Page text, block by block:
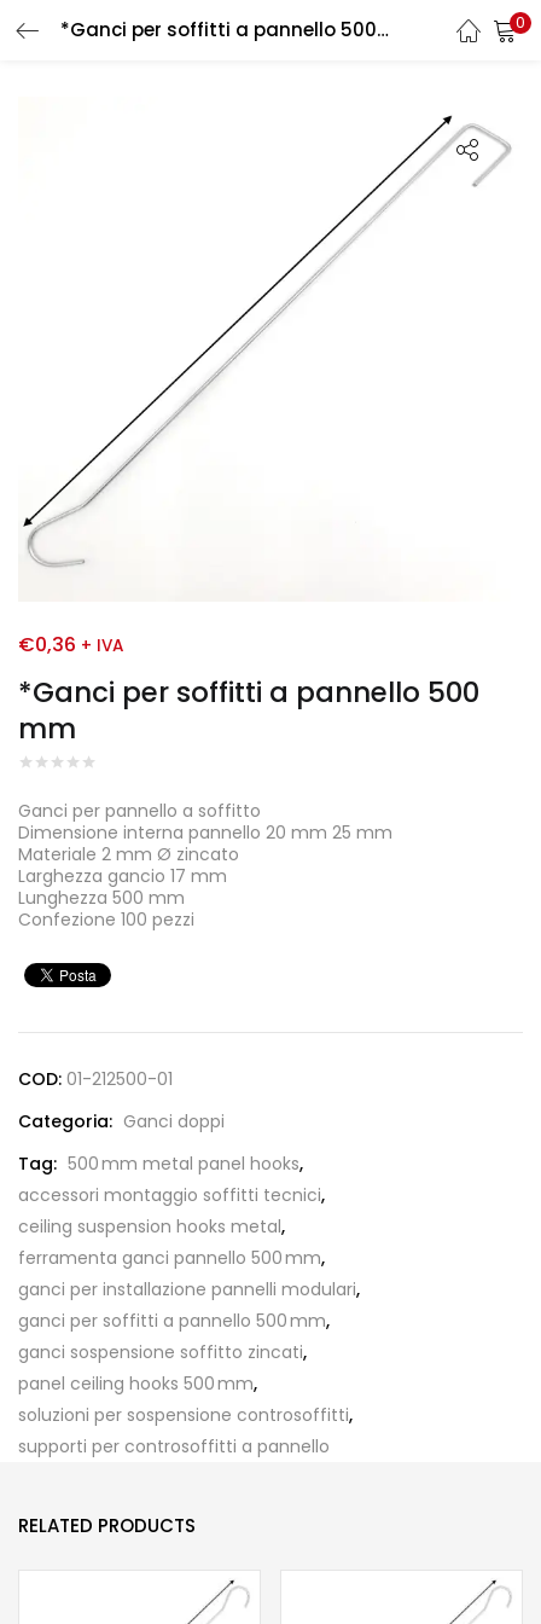
*Ganci per soffitti a pannello 500 mm 0
*Ganci per soffitti a pannello 500
mm
€0,36 + IVA
Ganci per pannello a soffitto
Dimensione interna pannello 20 mm 25 mm
Materiale 2 mm Ø zincato
Larghezza gancio 17 mm
Lunghezza 500 mm
Confezione 100 pezzi
COD: 01-212500-01
Categoria: Ganci doppi
Tag: 500 mm metal panel hooks,
accessori montaggio soffitti tecnici,
ceiling suspension hooks metal,
ferramenta ganci pannello 500 mm,
ganci per installazione pannelli modulari,
ganci per soffitti a pannello 500 mm,
ganci sospensione soffitto zincati,
panel ceiling hooks 500 mm,
soluzioni per sospensione controsoffitti,
supporti per controsoffitti a pannello
RELATED PRODUCTS
LOGIN REGISTER
Login